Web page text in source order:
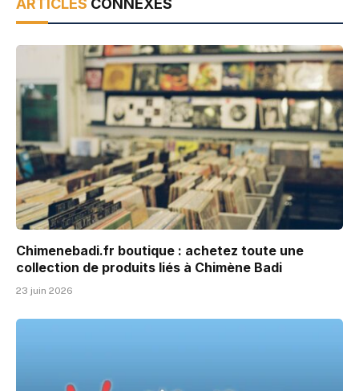
ARTICLES CONNEXES
Chimenebadi.fr boutique : achetez toute une
collection de produits liés à Chimène Badi
23 juin 2026